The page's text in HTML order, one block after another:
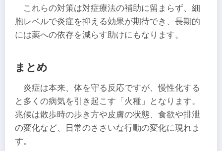
これらの対策は対症療法の補助に留まらず、細
胞レベルで炎症を抑える効果が期待でき、長期的
には薬への依存を減らす助けにもなります。
まとめ
炎症は本来、体を守る反応ですが、慢性化する
と多くの病気を引き起こす「火種」となります。
兆候は散歩時の歩き方や皮膚の状態、食欲や排泄
の変化など、日常のささいな行動の変化に現れま
す。